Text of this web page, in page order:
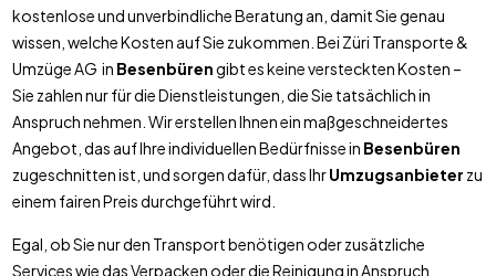
kostenlose und unverbindliche Beratung an, damit Sie genau
wissen, welche Kosten auf Sie zukommen. Bei Züri Transporte &
Umzüge AG in Besenbürengibt es keine versteckten Kosten –
Sie zahlen nur für die Dienstleistungen, die Sie tatsächlich in
Anspruch nehmen. Wir erstellen Ihnen ein maßgeschneidertes
Angebot, das auf Ihre individuellen Bedürfnisse in Besenbüren
zugeschnitten ist, und sorgen dafür, dass IhrUmzugsanbieter zu
einem fairen Preis durchgeführt wird.
Egal, ob Sie nur den Transport benötigen oder zusätzliche
Services wie das Verpacken oder die Reinigung in Anspruch